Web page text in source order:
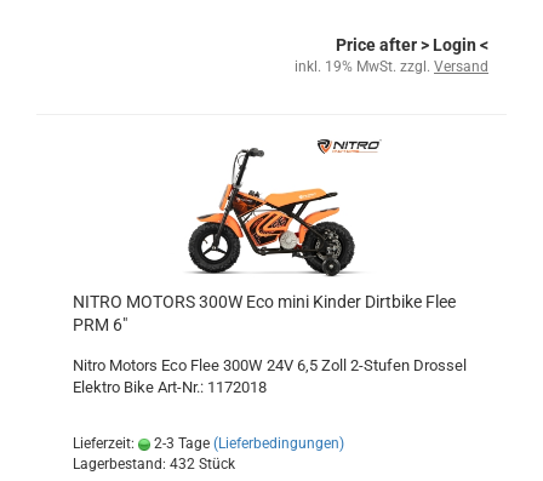
Price after> Login <
inkl. 19% MwSt. zzgl. Versand
NITRO MOTORS 300W Eco mini Kinder Dirtbike Flee
PRM 6"
Nitro Motors Eco Flee 300W 24V 6,5 Zoll 2-Stufen Drossel
Elektro Bike Art-Nr.: 1172018
Lieferzeit: 2-3 Tage (Lieferbedingungen)
Lagerbestand: 432 Stück